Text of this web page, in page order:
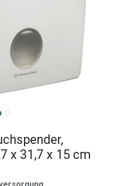
x 31,7 x 15 cm